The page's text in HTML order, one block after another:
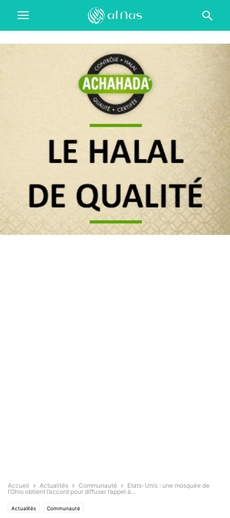
Accueil Actualités Communauté
Etats-Unis : une mosquée de
l’Ohio obtient l’accord pour diffuser l’appel à...
Actualités Communauté